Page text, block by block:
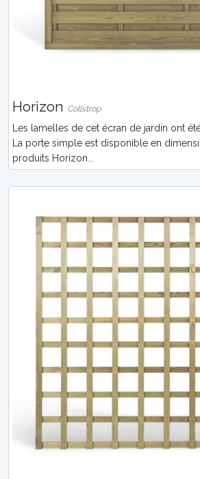
Horizon Collstrop
Les lamelles de cet écran de jardin ont
La porte simple est disponible en
produits Horizon...